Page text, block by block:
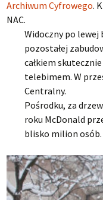
Archiwum Cyfrowego.
NAC.
Widoczny po lewej
pozostałej
całkiem
telebimem. W
Centralny.
Pośrodku, za
roku McDonald
blisko milion osób.